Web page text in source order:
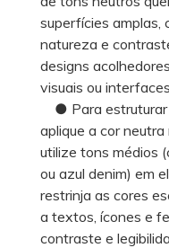
superfícies amplas,
natureza e
designs
visuais ou
● Para estruturar
aplique a cor neutra
utilize tons médios
ou azul denim) em
restrinja as cores
a textos, ícones e
contraste e